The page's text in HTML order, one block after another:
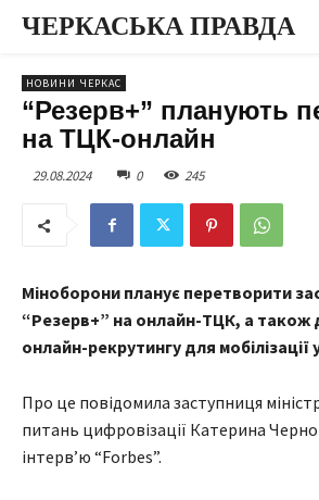
ЧЕРКАСЬКА ПРАВДА
НОВИНИ ЧЕРКАС
“Резерв+” планують
на ТЦК-онлайн
29.08.2024 0 245
Міноборони планує перетворити
“Резерв+” на онлайн-ТЦК, а також
онлайн-рекрутингу для мобілізації
Про це повідомила заступниця
питань цифровізації Катерина
інтерв’ю “Forbes”.